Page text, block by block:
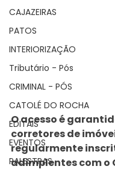
CAJAZEIRAS
PATOS
INTERIORIZAÇÃO
Tributário - Pós
CRIMINAL - PÓS
CATOLÉ DO ROCHA
EDITAIS
EVENTOS
PALESTRAS
O acesso é
corretores de
regularmente
adimplentes com o